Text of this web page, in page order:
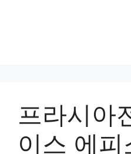
프라시아
이스 에